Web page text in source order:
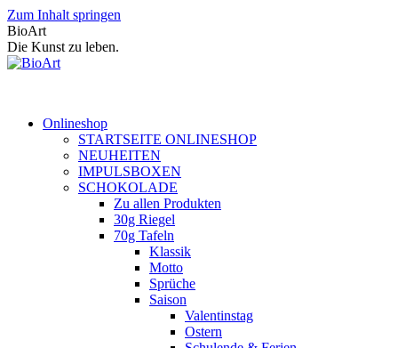
Zum Inhalt springen
BioArt
Die Kunst zu leben.
Onlineshop
STARTSEITE ONLINESHOP
NEUHEITEN
IMPULSBOXEN
SCHOKOLADE
Zu allen Produkten
30g Riegel
70g Tafeln
Klassik
Motto
Sprüche
Saison
Valentinstag
Ostern